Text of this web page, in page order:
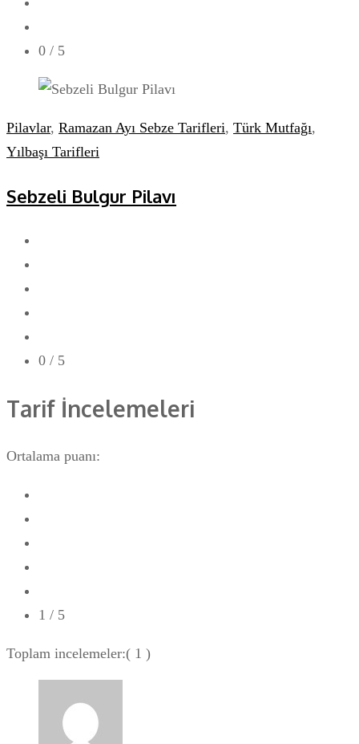
0 / 5
Pilavlar, Ramazan Ayı Sebze Tarifleri, Türk Mutfağı,
Yılbaşı Tarifleri
Sebzeli Bulgur Pilavı
0 / 5
Tarif İncelemeleri
Ortalama puanı:
1 / 5
Toplam incelemeler:( 1 )